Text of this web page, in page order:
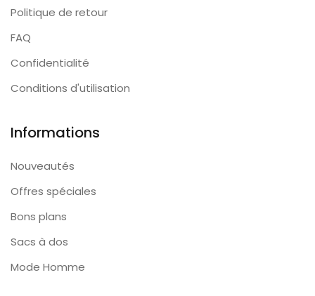
Politique de retour
FAQ
Confidentialité
Conditions d'utilisation
Informations
Nouveautés
Offres spéciales
Bons plans
Sacs à dos
Mode Homme